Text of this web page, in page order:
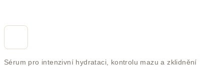
Sérum pro intenzivní hydrataci, kontrolu mazu a zklidnění